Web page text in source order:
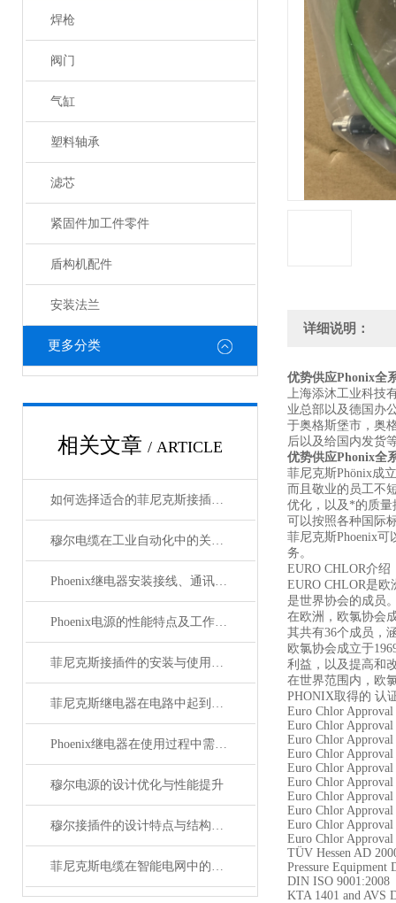
焊枪
阀门
气缸
塑料轴承
滤芯
紧固件加工件零件
盾构机配件
安装法兰
更多分类
相关文章 / ARTICLE
如何选择适合的菲尼克斯接插件？
穆尔电缆在工业自动化中的关键角色
Phoenix继电器安装接线、通讯集成与故障诊断指南
Phoenix电源的性能特点及工作温度分析
菲尼克斯接插件的安装与使用技巧
菲尼克斯继电器在电路中起到什么作用？
Phoenix继电器在使用过程中需要注意哪些事项？
穆尔电源的设计优化与性能提升
穆尔接插件的设计特点与结构优化
菲尼克斯电缆在智能电网中的应用
详细说明：
优势供应Phonix全
上海添沐工业科技
业总部以及德国办
于奥格斯堡市，奥
后以及给国内发货
优势供应Phonix全
菲尼克斯Phönix成
而且敬业的员工不
优化，以及*的质量
可以按照各种国际
菲尼克斯Phoenix
务。
EURO CHLOR介绍
EURO CHLOR是
是世界协会的成员
在欧洲，欧氯协会
其共有36个成员，
欧氯协会成立于
利益，以及提高和
在世界范围内，欧
PHONIX取得的 认
Euro Chlor
Euro Chlor
Euro Chlor
Euro Chlor
Euro Chlor
Euro Chlor
Euro Chlor
Euro Chlor
Euro Chlor
Euro Chlor
TÜV Hessen AD
Pressure Equipment
DIN ISO 9001:2008
KTA 1401 and AVS